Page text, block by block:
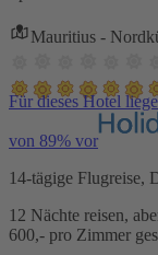
Mauritius -
Für dieses Hotel
von 89% vor
14-tägige Flugreise,
12 Nächte reisen,
600,- pro Zimmer